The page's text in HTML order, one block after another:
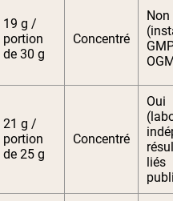
19 g /
portion
de 30 g
Concentré
Non
21 g /
portion
de 25 g
Concentré
Oui
liés